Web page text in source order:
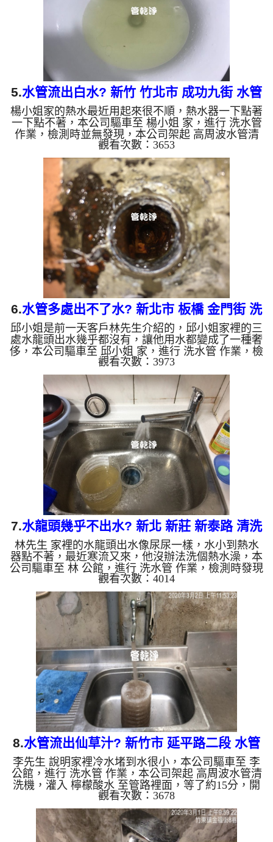
些洗出綠色的水，...
5.水管流出白水? 新竹 竹北市 成功九街 水管
清洗
楊小姐家的熱水最近用起來很不順，熱水器一下點著
一下點不著，本公司驅車至 楊小姐 家，進行 洗水管
作業，檢測時並無發現，本公司架起 高周波水管清
洗機，灌入 檸檬酸水 至管路裡面，等了約15分，開
啟 水管清洗機 ，啟動 螺旋波 模式，一開始就洗出白
色髒水，還不時噴出白色異物，如下圖片影片，一個
多小時後， 熱水出水量恢復正常，楊小姐能正常用
水了!! 如是自來水，如水管老化，會產生鐵鏽跟泥沙
堆積，洗出來的水就會是咖啡色，地下水含有氧化
錳，管壁上會結成黑色管垢，洗出來的水會跟石油一
樣黑，有些洗出綠...
觀看次數：3653
6.水管多處出不了水? 新北市 板橋 金門街 洗
水管
邱小姐是前一天客戶林先生介紹的，邱小姐家裡的三
處水龍頭出水幾乎都沒有，讓他用水都變成了一種奢
侈，本公司驅車至 邱小姐 家，進行 洗水管 作業，檢
測時發現管路裡都是鐵鏽，本公司架起 高周波水管
清洗機，灌入 檸檬酸水 至管路裡面，等了約15分，
開啟 水管清洗機 ，啟動 螺旋波 模式，一開始就洗出
黃色髒水，還三不五時堵住，本公司改用特殊工法，
洗出硬幣般大小的鐵塊，如下圖片影片，兩個多小時
後， 出水量恢復正常，邱小姐總算有水可以用了!! 如
是自來水，如水管老化，會產生鐵鏽跟泥沙堆積，洗
出來的水就會...
觀看次數：3973
7.水龍頭幾乎不出水? 新北 新莊 新泰路 清洗
水管
林先生 家裡的水龍頭出水像尿尿一樣，水小到熱水
器點不著，最近寒流又來，他沒辦法洗個熱水澡，本
公司驅車至 林 公館，進行 洗水管 作業，檢測時發現
濾嘴都是異物，本公司架起 高周波水管清洗機，灌
入 檸檬酸水 至管路裡面，等了約15分，開啟 水管清
洗機 ，啟動 螺旋波 模式，一開始就洗出黃色髒水，
越洗就越髒，如下圖片影片，一個多小時後， 出水
量恢復正常，林先生能洗個熱水澡了!! 如是自來水，
如水管老化，會產生鐵鏽跟泥沙堆積，洗出來的水就
會是咖啡色，地下水含有氧化錳，管壁上會結成黑色
管垢，洗出來的...
觀看次數：4014
8.水管流出仙草汁? 新竹市 延平路二段 水管
清洗
李先生 說明家裡冷水堵到水很小，本公司驅車至 李
公館，進行 洗水管 作業，本公司架起 高周波水管清
洗機，灌入 檸檬酸水 至管路裡面，等了約15分，開
啟 水管清洗機 ，啟動 螺旋波 模式，一開始就洗出黑
色髒水，像是仙草汁一樣，水龍頭狂噴出異物，但是
還是堵住不出水，本公司改用特殊清洗工法，如下圖
片影片，三個多小時後， 冷水量恢復正常，李先生
觀看次數：3678